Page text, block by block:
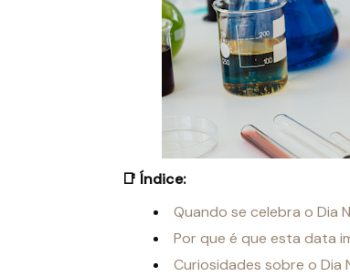
📑 Índice:
Quando se celebra o Dia
Por que é que esta data
Curiosidades sobre o Dia